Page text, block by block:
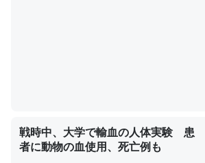
論文では「淡水はカルシウムも酸素も不
利だから両方が拮抗してるのでは」と
いる鋏角類（カブトガニ・ウミグモ）は
ずキチンを強化してる筈だが、酵素が違
─ニュース :: 【研究発表】昆虫学の大問題＝「
戦時中、大学で輸血の人体実験 患
者に動物の血使用、死亡例も